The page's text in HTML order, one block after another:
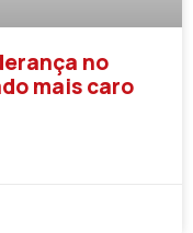
no
mais caro